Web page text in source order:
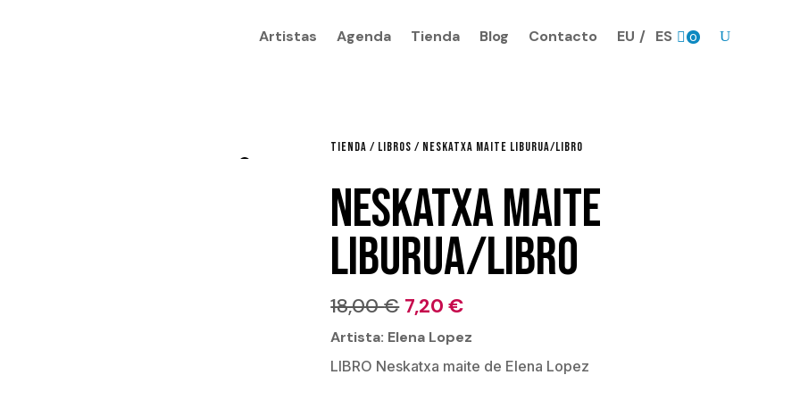
Artistas Agenda Tienda Blog Contacto EU ES
0
TIENDA / LIBROS / NESKATXA MAITE LIBURUA/LIBRO
NESKATXA MAITE
LIBURUA/LIBRO
18,00€ El
precio
original
era:
7,20€El
precio
es:
Artista: Elena Lopez
LIBRO Neskatxa maite de Elena Lopez